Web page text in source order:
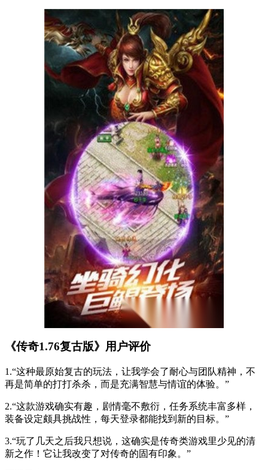
《传奇1.76复古版》用户评价
1.“这种最原始复古的玩法，让我学会了耐心与团队精神，不
再是简单的打打杀杀，而是充满智慧与情谊的体验。”
2.“这款游戏确实有趣，剧情毫不敷衍，任务系统丰富多样，
装备设定颇具挑战性，每天登录都能找到新的目标。”
3.“玩了几天之后我只想说，这确实是传奇类游戏里少见的清
新之作！它让我改变了对传奇的固有印象。”